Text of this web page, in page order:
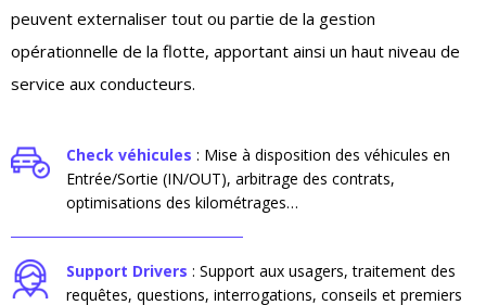
peuvent externaliser tout ou partie de la gestion
opérationnelle de la flotte, apportant ainsi un haut niveau de
service aux conducteurs.
Check véhicules : Mise à disposition des véhicules en
Entrée/Sortie (IN/OUT), arbitrage des contrats,
optimisations des kilométrages…
Support Drivers : Support aux usagers, traitement des
requêtes, questions, interrogations, conseils et premiers